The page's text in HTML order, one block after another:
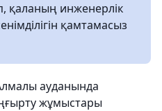
қаланың инженерлік
қамтамасыз
ауданында
жұмыстары